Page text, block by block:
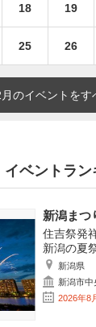
18 19
25 26
月のイベントをす
イベントラン
新潟まつ
住吉祭発
新潟の夏
新潟県
新潟市
2026年8